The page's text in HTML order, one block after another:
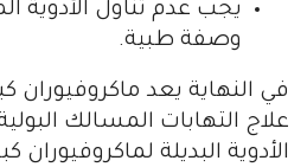
يجب عدم تناول الأدوية
وصفة طبية.
في النهاية يعد
علاج التهابات المسالك
الأدوية البديلة